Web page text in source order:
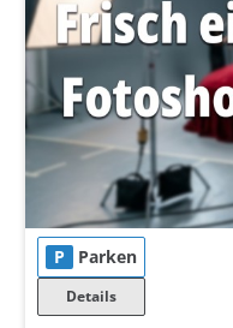
P Parken
Details